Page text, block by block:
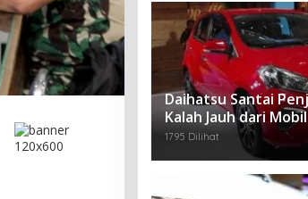
Daihatsu Santai
Kalah Jauh dari Mobil
1795 Dilihat